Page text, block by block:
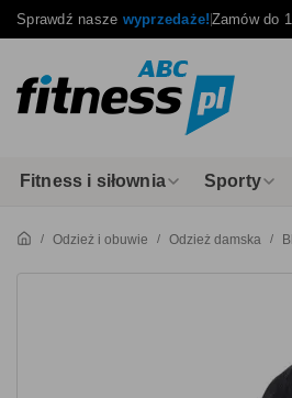
Sprawdź nasze wyprzedaże!Zamów do
Fitness i siłownia Sporty
Odzież i obuwie Odzież damska